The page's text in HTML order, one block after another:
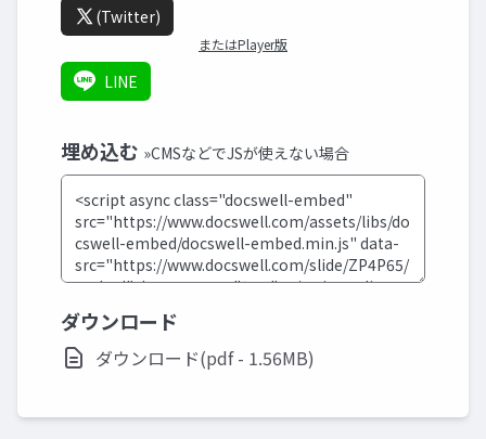
(Twitter)
またはPlayer版
LINE
埋め込む »CMSなどでJSが使えない場合
ダウンロード
ダウンロード(pdf - 1.56MB)